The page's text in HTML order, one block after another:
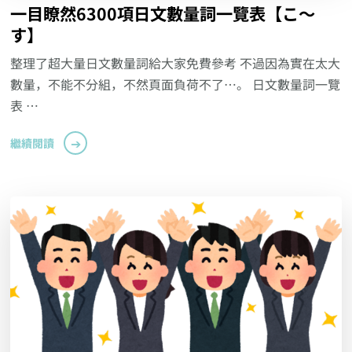
一目瞭然6300項日文數量詞一覽表【こ～
す】
整理了超大量日文數量詞給大家免費參考 不過因為實在太大
數量，不能不分組，不然頁面負荷不了…。 日文數量詞一覽
表 …
繼續閱讀